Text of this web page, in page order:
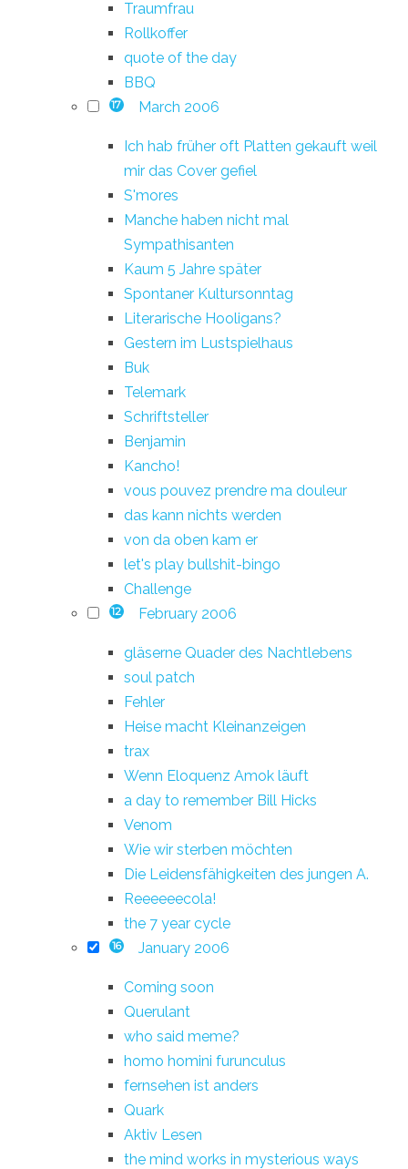
Traumfrau
Rollkoffer
quote of the day
BBQ
17 March 2006
Ich hab früher oft Platten gekauft weil
mir das Cover gefiel
S'mores
Manche haben nicht mal
Sympathisanten
Kaum 5 Jahre später
Spontaner Kultursonntag
Literarische Hooligans?
Gestern im Lustspielhaus
Buk
Telemark
Schriftsteller
Benjamin
Kancho!
vous pouvez prendre ma douleur
das kann nichts werden
von da oben kam er
let's play bullshit-bingo
Challenge
12 February 2006
gläserne Quader des Nachtlebens
soul patch
Fehler
Heise macht Kleinanzeigen
trax
Wenn Eloquenz Amok läuft
a day to remember Bill Hicks
Venom
Wie wir sterben möchten
Die Leidensfähigkeiten des jungen A.
Reeeeeecola!
the 7 year cycle
16 January 2006
Coming soon
Querulant
who said meme?
homo homini furunculus
fernsehen ist anders
Quark
Aktiv Lesen
the mind works in mysterious ways